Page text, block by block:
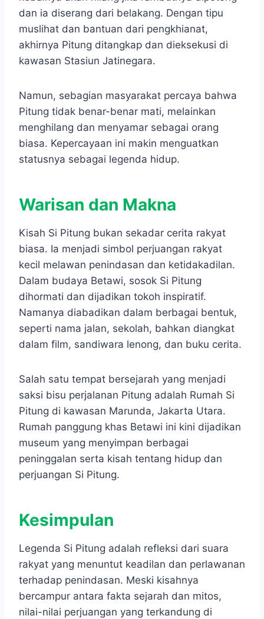
dan ia diserang dari belakang. Dengan tipu
muslihat dan bantuan dari pengkhianat,
akhirnya Pitung ditangkap dan dieksekusi di
kawasan Stasiun Jatinegara.
Namun, sebagian masyarakat percaya bahwa
Pitung tidak benar-benar mati, melainkan
menghilang dan menyamar sebagai orang
biasa. Kepercayaan ini makin menguatkan
statusnya sebagai legenda hidup.
Warisan dan Makna
Kisah Si Pitung bukan sekadar cerita rakyat
biasa. Ia menjadi simbol perjuangan rakyat
kecil melawan penindasan dan ketidakadilan.
Dalam budaya Betawi, sosok Si Pitung
dihormati dan dijadikan tokoh inspiratif.
Namanya diabadikan dalam berbagai bentuk,
seperti nama jalan, sekolah, bahkan diangkat
dalam film, sandiwara lenong, dan buku cerita.
Salah satu tempat bersejarah yang menjadi
saksi bisu perjalanan Pitung adalah Rumah Si
Pitung di kawasan Marunda, Jakarta Utara.
Rumah panggung khas Betawi ini kini dijadikan
museum yang menyimpan berbagai
peninggalan serta kisah tentang hidup dan
perjuangan Si Pitung.
Kesimpulan
Legenda Si Pitung adalah refleksi dari suara
rakyat yang menuntut keadilan dan perlawanan
terhadap penindasan. Meski kisahnya
bercampur antara fakta sejarah dan mitos,
nilai-nilai perjuangan yang terkandung di